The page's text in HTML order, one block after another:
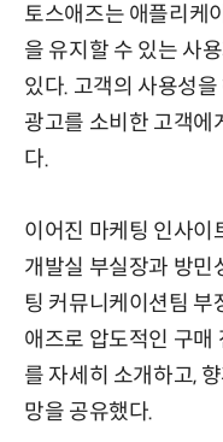
토스애즈는 애플리케
을 유지할 수 있는 사
있다. 고객의 사용성
광고를 소비한 고객에
다.
이어진 마케팅 인사이
개발실 부실장과 방민
팅 커뮤니케이션팀 부
애즈로 압도적인 구매
를 자세히 소개하고,
망을 공유했다.